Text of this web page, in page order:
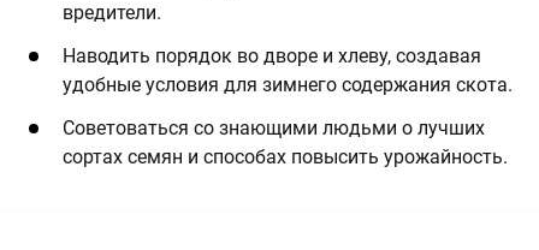
вредители.
Наводить порядок во дворе и хлеву, создавая
удобные условия для зимнего содержания скота.
Советоваться со знающими людьми о лучших
сортах семян и способах повысить урожайность.